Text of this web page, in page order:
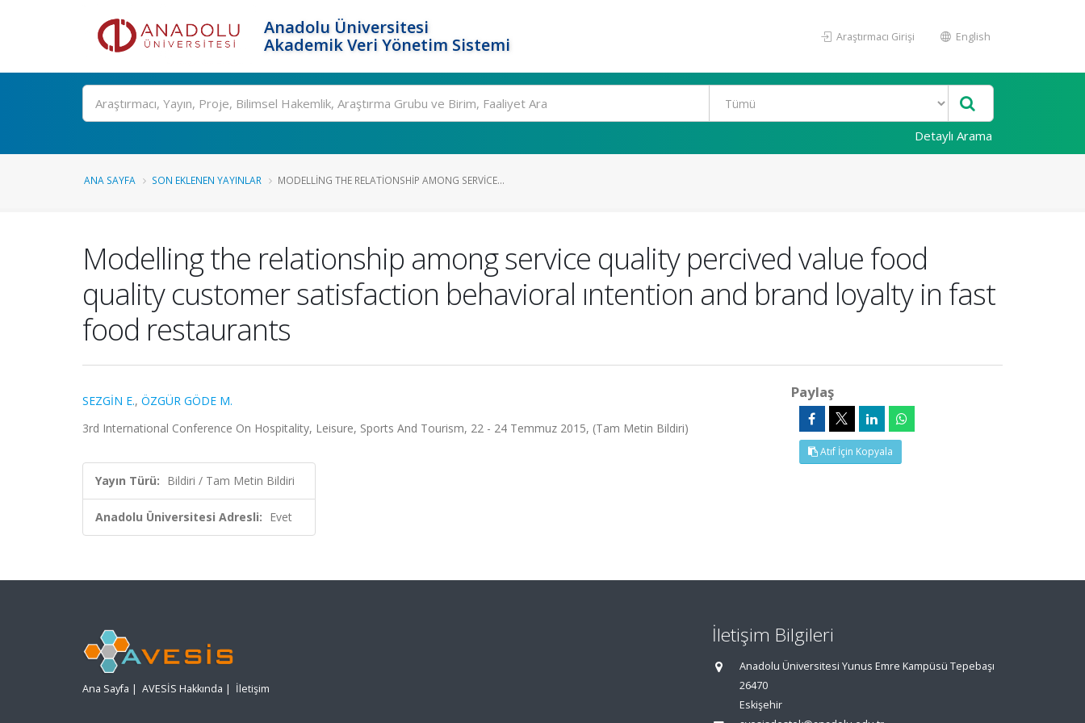
Anadolu Üniversitesi
Akademik Veri Yönetim Sistemi
Araştırmacı Girişi English
Ara
Detaylı Arama
ANA SAYFA SON EKLENEN YAYINLAR MODELLING THE RELATIONSHIP AMONG SERVICE...
Modelling the relationship among service quality percived value food
quality customer satisfaction behavioral ıntention and brand loyalty in fast
food restaurants
SEZGİN E., ÖZGÜR GÖDE M.
3rd International Conference On Hospitality, Leisure, Sports And Tourism, 22 - 24 Temmuz 2015, (Tam Metin Bildiri)
Yayın Türü: Bildiri / Tam Metin Bildiri
Anadolu Üniversitesi Adresli: Evet
Paylaş
Atıf İçin Kopyala
Ana Sayfa | AVESİS Hakkında | İletişim
İletişim Bilgileri
Anadolu Üniversitesi Yunus Emre Kampüsü Tepebaşı
26470
Eskişehir